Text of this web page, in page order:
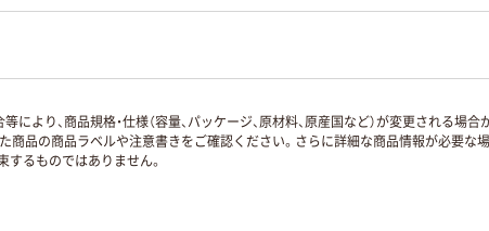
り、商品規格・仕様（容量、パッケージ、原材料、原産国など）が変更される場
品の商品ラベルや注意書きをご確認ください。さらに詳細な商品情報が必要な場
するものではありません。